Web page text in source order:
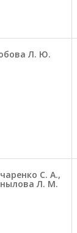
Л. Ю.
С. А.,
Л. М.